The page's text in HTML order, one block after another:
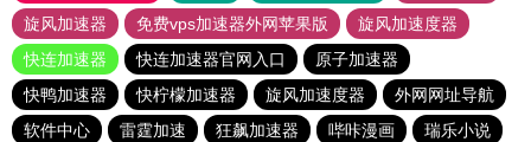
旋风加速器
免费vps加速器外网苹果版
旋风加速度器
快连加速器
快连加速器官网入口
原子加速器
快鸭加速器
快柠檬加速器 旋风加速度器
外网网址导航
软件中心
雷霆加速 狂飙加速器 哔咔漫画
瑞乐小说